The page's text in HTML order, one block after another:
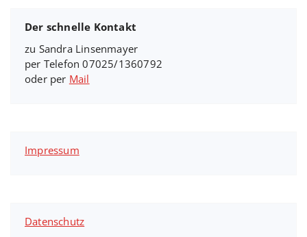
Der schnelle Kontakt
zu Sandra Linsenmayer
per Telefon 07025/1360792
oder per Mail
Impressum
Datenschutz